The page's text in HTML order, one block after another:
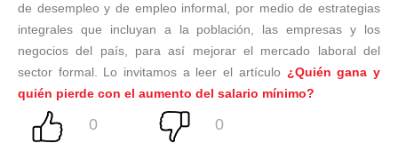
de desempleo y de empleo informal, por medio de estrategias
integrales que incluyan a la población, las empresas y los
negocios del país, para así mejorar el mercado laboral del
sector formal. Lo invitamos a leer el artículo ¿Quién gana y
quién pierde con el aumento del salario mínimo?